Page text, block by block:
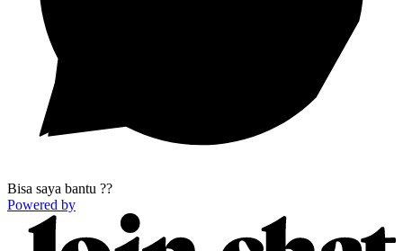
Bisa saya bantu ??
Powered by